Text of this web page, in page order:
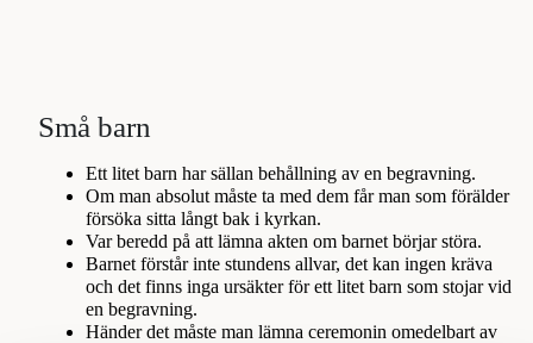
Små barn
Ett litet barn har sällan behållning av en begravning.
Om man absolut måste ta med dem får man som förälder
försöka sitta långt bak i kyrkan.
Var beredd på att lämna akten om barnet börjar störa.
Barnet förstår inte stundens allvar, det kan ingen kräva
och det finns inga ursäkter för ett litet barn som stojar vid
en begravning.
Händer det måste man lämna ceremonin omedelbart av